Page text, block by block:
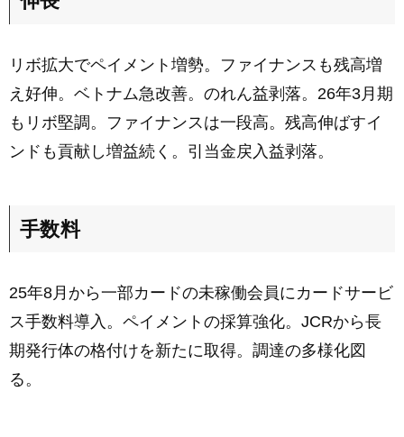
リボ拡大でペイメント増勢。ファイナンスも残高増
え好伸。ベトナム急改善。のれん益剥落。26年3月期
もリボ堅調。ファイナンスは一段高。残高伸ばすイ
ンドも貢献し増益続く。引当金戻入益剥落。
手数料
25年8月から一部カードの未稼働会員にカードサービ
ス手数料導入。ペイメントの採算強化。JCRから長
期発行体の格付けを新たに取得。調達の多様化図
る。